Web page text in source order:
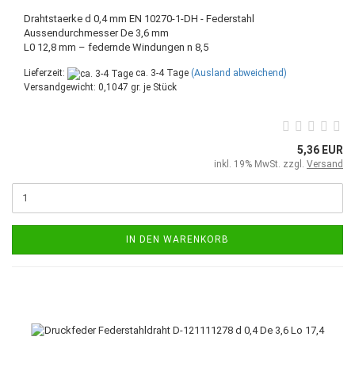
Drahtstaerke d 0,4 mm EN 10270-1-DH - Federstahl
Aussendurchmesser De 3,6 mm
L0 12,8 mm – federnde Windungen n 8,5
Lieferzeit: ca. 3-4 Tage (Ausland abweichend)
Versandgewicht: 0,1047 gr. je Stück
5,36 EUR
inkl. 19% MwSt. zzgl. Versand
IN DEN WARENKORB